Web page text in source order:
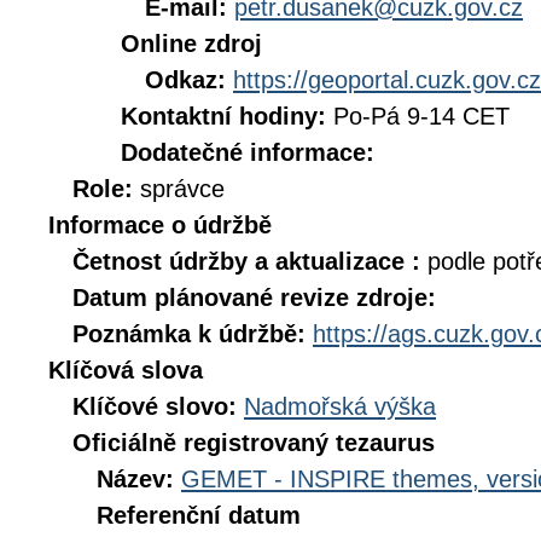
E-mail: petr.dusanek@cuzk.gov.cz
Online zdroj
Odkaz: https://geoportal.cuzk.gov.cz
Kontaktní hodiny: Po-Pá 9-14 CET
Dodatečné informace:
Role: správce
Informace o údržbě
Četnost údržby a aktualizace : podle
Datum plánované revize zdroje:
Poznámka k údržbě: https://
Klíčová slova
Klíčové slovo: Nadmořská výška
Oficiálně registrovaný tezaurus
Název: GEMET - INSPIRE themes,
Referenční datum